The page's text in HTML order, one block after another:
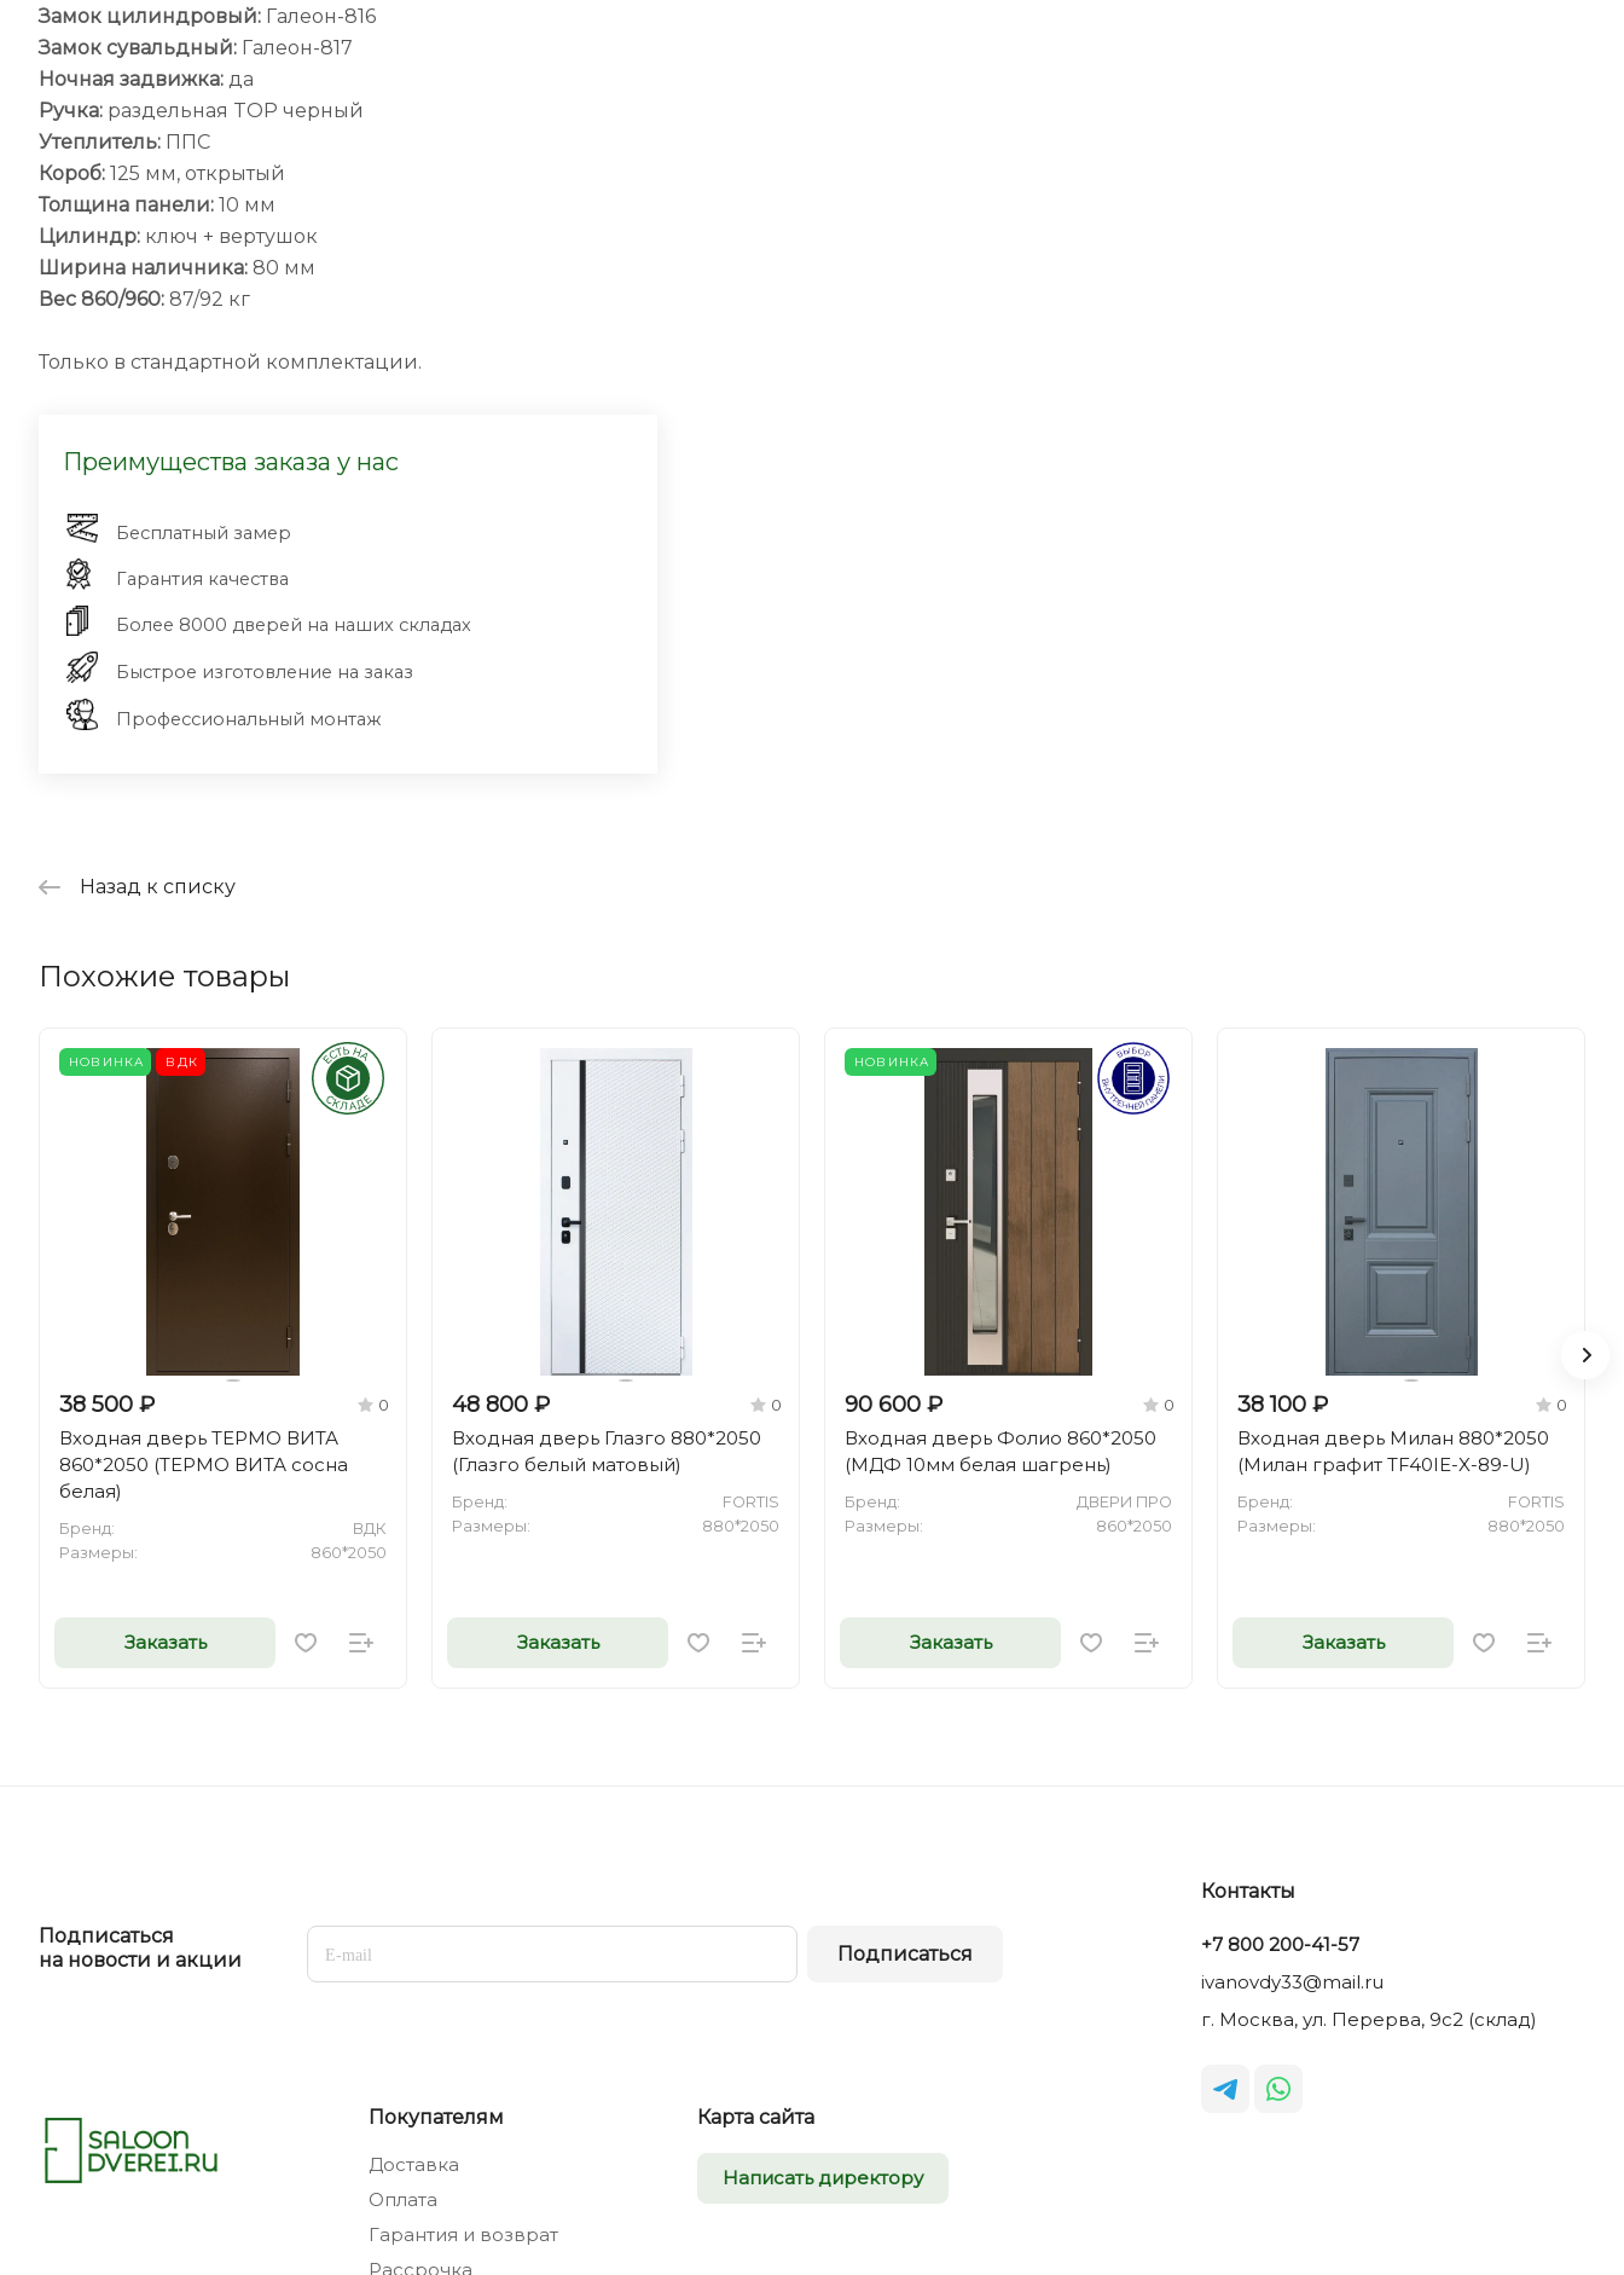
Замок цилиндровый: Галеон-816
Замок сувальдный: Галеон-817
Ночная задвижка: да
Ручка: раздельная TOP черный
Утеплитель: ППС
Короб: 125 мм, открытый
Толщина панели: 10 мм
Цилиндр: ключ + вертушок
Ширина наличника: 80 мм
Вес 860/960: 87/92 кг
Только в стандартной комплектации.
Преимущества заказа у нас
Бесплатный замер
Гарантия качества
Более 8000 дверей на наших складах
Быстрое изготовление на заказ
Профессиональный монтаж
Назад к списку
Похожие товары
НОВИНКА ВДК
38 500 ₽ 0
Входная дверь ТЕРМО ВИТА
860*2050 (ТЕРМО ВИТА сосна
белая)
Бренд:
ВДК
Размеры:
860*2050
Заказать
48 800 ₽ 0
Входная дверь Глазго 880*2050
(Глазго белый матовый)
Бренд:
FORTIS
Размеры:
880*2050
Заказать
НОВИНКА
90 600 ₽ 0
Входная дверь Фолио 860*2050
(МДФ 10мм белая шагрень)
Бренд:
ДВЕРИ ПРО
Размеры:
860*2050
Заказать
38 100 ₽ 0
Входная дверь Милан 880*2050
(Милан графит TF40IE-X-89-U)
Бренд:
FORTIS
Размеры:
880*2050
Заказать
Подписаться
на новости и акции
Подписаться
Покупателям
Доставка
Оплата
Гарантия и возврат
Рассрочка
Карта сайта
Написать директору
Контакты
+7 800 200-41-57
ivanovdy33@mail.ru
г. Москва, ул. Перерва, 9с2 (склад)